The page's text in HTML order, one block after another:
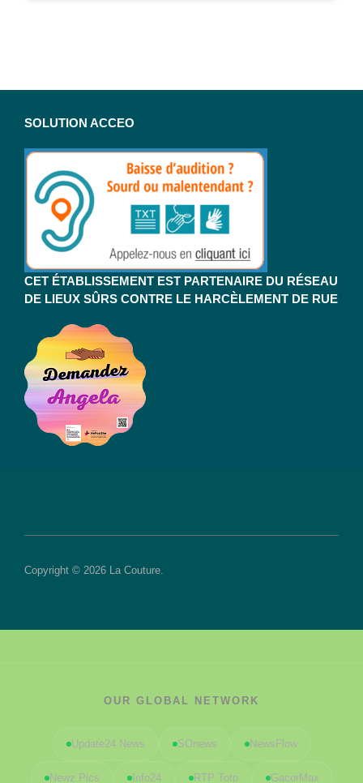
SOLUTION ACCEO
CET ÉTABLISSEMENT EST PARTENAIRE DU RÉSEAU
DE LIEUX SÛRS CONTRE LE HARCÈLEMENT DE RUE
Copyright © 2026 La Couture.
OUR GLOBAL NETWORK
Update24 News SOnews NewsFlow
Newz Pics Info24 RTP Toto GacorMax